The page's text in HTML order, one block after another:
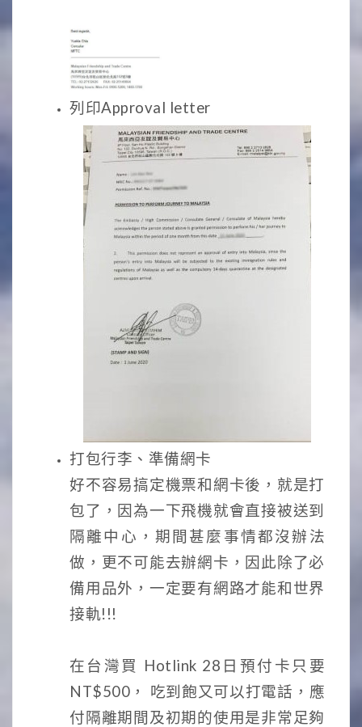
列印Approval letter
打包行李、準備網卡
好不容易搞定機票和網卡後，就是打
包了，因為一下飛機就會直接被送到
隔離中心，期間甚麼事情都沒辦法
做，更不可能去辦網卡，因此除了必
備用品外，一定要有網路才能和世界
接軌!!!
在台灣買 Hotlink 28日預付卡只要
NT$500， 吃到飽又可以打電話，應
付隔離期間及初期的使用是非常足夠